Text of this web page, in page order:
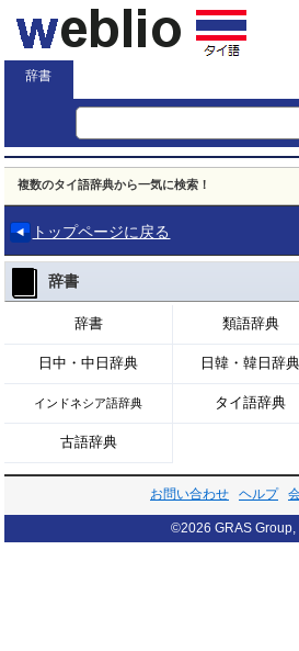
辞書
複数のタイ語辞典から一気に検索！
トップページに戻る
辞書
辞書 類語辞典
日中・中日辞典 日韓・韓日辞典
インドネシア語辞典 タイ語辞典
古語辞典
お問い合わせ ヘルプ
©2026 GRAS Group,